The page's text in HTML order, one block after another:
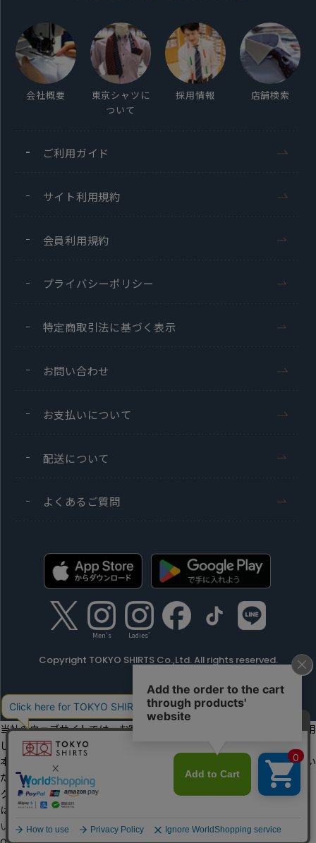
会社概要
東京シャツに
ついて
採用情報 店舗検索
ご利用ガイド
サイト利用規約
会員利用規約
プライバシーポリシー
特定商取引法に基づく表示
お問い合わせ
お支払いについて
配送について
よくあるご質問
Men's Ladies'
Copyright TOKYO SHIRTS Co.,Ltd. All rights reserved.
当社のウェブサイトでは、お客様の利便性向上のためにクッキーを利用
しています。
本ウェブサイトをこのままご利用になる場合、クッキーの使用に同意い
ただいたものとみなします。
クッキーを通じて収集する情報には、「お客様個人を特定できる情報」
は一切含まれておりません。詳細は
い
。